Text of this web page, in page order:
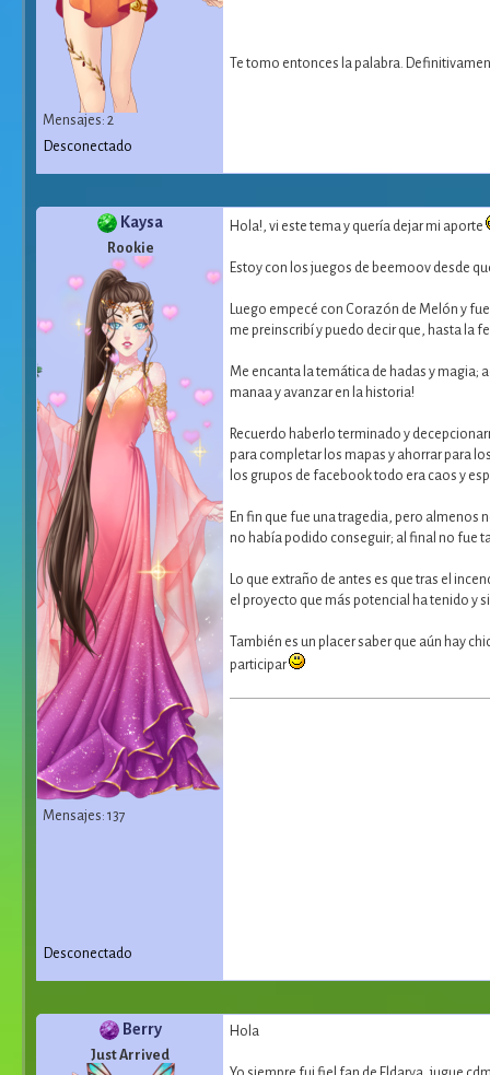
Mensajes: 2
Te tomo entonces la palabra.
Desconectado
Kaysa
Rookie
Mensajes: 137
Hola!, vi este tema y quería dejar mi aporte
Estoy con los juegos de beemoov desde
Luego empecé con Corazón de Melón y
me preinscribí y puedo decir que, hasta la
Me encanta la temática de hadas y magia;
manaa y avanzar en la historia!
Recuerdo haberlo terminado y
para completar los mapas y ahorrar para
los grupos de facebook todo era caos y
En fin que fue una tragedia, pero almenos
no había podido conseguir; al final no fue
Lo que extraño de antes es que tras el
el proyecto que más potencial ha tenido y
También es un placer saber que aún hay
participar
Desconectado
Berry
Just Arrived
Hola